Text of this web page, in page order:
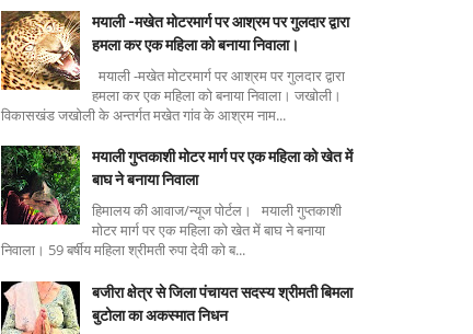
मयाली -मखेत मोटरमार्ग पर आश्रम पर गुलदार द्वारा
हमला कर एक महिला को बनाया निवाला।
मयाली -मखेत मोटरमार्ग पर आश्रम पर गुलदार द्वारा
हमला कर एक महिला को बनाया निवाला। जखोली।
विकासखंड जखोली के अन्तर्गत मखेत गांव के आश्रम नाम...
मयाली गुप्तकाशी मोटर मार्ग पर एक महिला को खेत में
बाघ ने बनाया निवाला
हिमालय की आवाज/न्यूज पोर्टल। मयाली गुप्तकाशी
मोटर मार्ग पर एक महिला को खेत में बाघ ने बनाया
निवाला। 59 बर्षीय महिला श्रीमती रुपा देवी को ब...
बजीरा क्षेत्र से जिला पंचायत सदस्य श्रीमती बिमला
बुटोला का अकस्मात निधन